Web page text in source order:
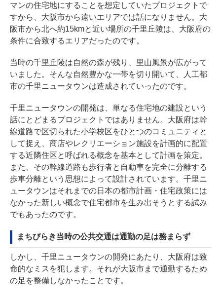
マンの住宅地にすることを想定していたプロジェクトで
すから、大阪市から遠いエリアでは話になりません。大
阪市から北へ約15kmと近い場所の千里丘陵は、大阪府の
条件に合致するエリアだったのです。
当時の千里丘陵は自然の森が残り、里山風景が広がって
いました。そんな自然豊かな一帯を切り開いて、人工都
市の千里ニュータウンは造成されていったのです。
千里ニュータウンの開発は、単なる住宅地の建設という
話にとどまるプロジェクトではありません。大阪府は幹
線道路で区切られた小学校区をひとつのコミュニティと
して捉え、商店やレクリエーション施設を計画的に配置
する近隣住区と呼ばれる概念を基本として計画を策定。
また、その幹線道路も歩行者と自動車を完全に分離する
歩車分離という思想によって設計されています。千里ニ
ュータウンはそれまでの日本の都市計画・住宅政策には
なかった新しい概念で住宅都市を生み出そうとする試み
でもあったのです。
まちびらき当時の公共交通は通勤の足は務まらず
しかし、千里ニュータウンの開発にあたり、大阪府は致
命的なミスを犯します。それが大阪市まで通勤するため
の足を整備しなかったことです。